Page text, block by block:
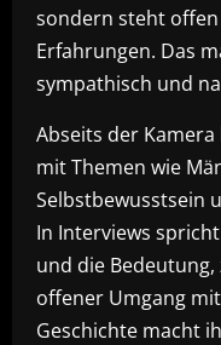
sondern steht
Erfahrungen. Das
sympathisch und
Abseits der
mit Themen wie
Selbstbewusstsein
In Interviews
und die Bedeutung,
offener Umgang
Geschichte macht